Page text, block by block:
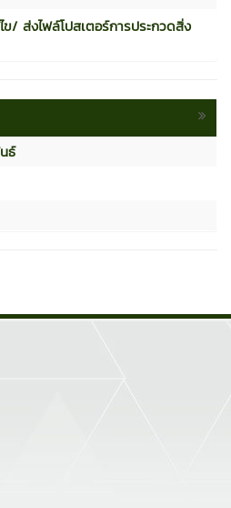
/ ส่งไฟล์โปสเตอร์การประกวดสิ่ง
ธ์